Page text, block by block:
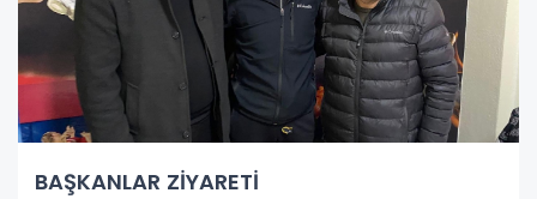
BAŞKANLAR ZİYARETİ